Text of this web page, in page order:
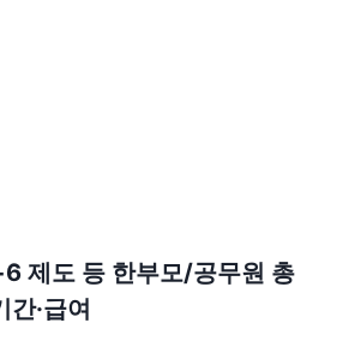
제도 등 한부모/공무원 총
간·급여